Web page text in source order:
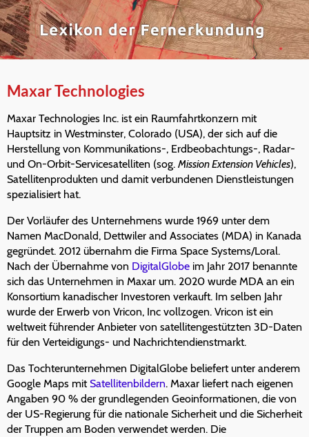
Maxar Technologies
Maxar Technologies Inc. ist ein Raumfahrtkonzern mit
Hauptsitz in Westminster, Colorado (USA), der sich auf die
Herstellung von Kommunikations-, Erdbeobachtungs-, Radar-
und On-Orbit-Servicesatelliten (sog. Mission Extension Vehicles),
Satellitenprodukten und damit verbundenen Dienstleistungen
spezialisiert hat.
Der Vorläufer des Unternehmens wurde 1969 unter dem
Namen MacDonald, Dettwiler and Associates (MDA) in Kanada
gegründet. 2012 übernahm die Firma Space Systems/Loral.
Nach der Übernahme von DigitalGlobe im Jahr 2017 benannte
sich das Unternehmen in Maxar um. 2020 wurde MDA an ein
Konsortium kanadischer Investoren verkauft. Im selben Jahr
wurde der Erwerb von Vricon, Inc vollzogen. Vricon ist ein
weltweit führender Anbieter von satellitengestützten 3D-Daten
für den Verteidigungs- und Nachrichtendienstmarkt.
Das Tochterunternehmen DigitalGlobe beliefert unter anderem
Google Maps mit Satellitenbildern. Maxar liefert nach eigenen
Angaben 90 % der grundlegenden Geoinformationen, die von
der US-Regierung für die nationale Sicherheit und die Sicherheit
der Truppen am Boden verwendet werden. Die